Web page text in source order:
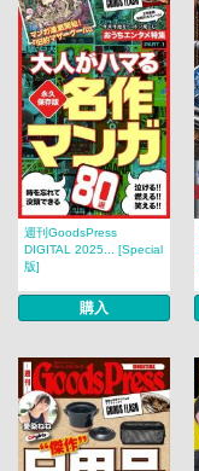
週刊GoodsPress
DIGITAL 2025... [Special
版]
購入